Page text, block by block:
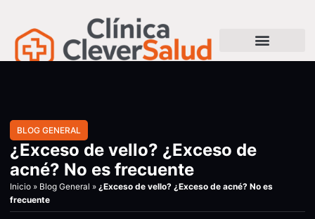
BLOG GENERAL
¿Exceso de vello? ¿Exceso de
acné? No es frecuente
Inicio » Blog General » ¿Exceso de vello? ¿Exceso de acné? No es
frecuente